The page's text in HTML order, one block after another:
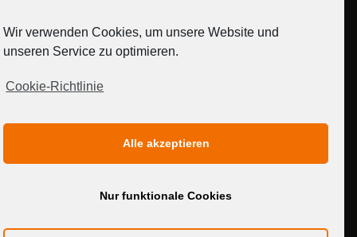
MEDIADATEN
Wir verwenden Cookies, um unsere Website und
unseren Service zu optimieren.
Cookie-Richtlinie
Alle akzeptieren
Nur funktionale Cookies